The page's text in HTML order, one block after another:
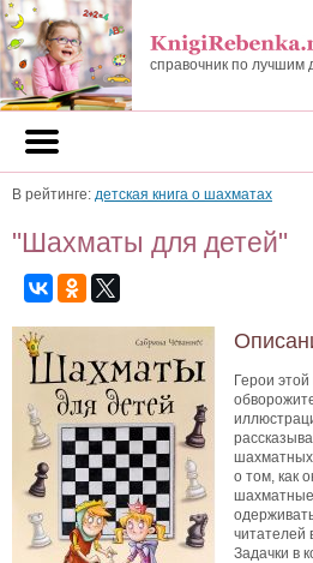
справочник по лучшим
В рейтинге: детская книга о шахматах
"Шахматы для детей"
Герои этой
шахматных
о том, как
шахматные
читателей
Задачки в